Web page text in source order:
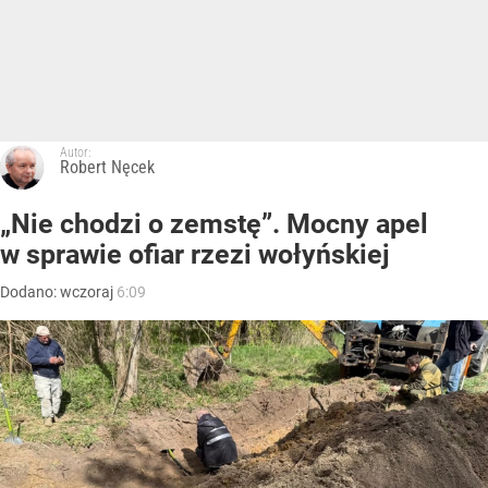
Autor:
Robert Nęcek
„Nie chodzi o zemstę”. Mocny apel
w sprawie ofiar rzezi wołyńskiej
Dodano:wczoraj 6:09